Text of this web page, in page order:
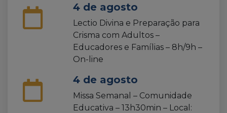
4 de agosto
Lectio Divina e Preparação para
Crisma com Adultos –
Educadores e Famílias – 8h/9h –
On-line
4 de agosto
Missa Semanal – Comunidade
Educativa – 13h30min – Local: